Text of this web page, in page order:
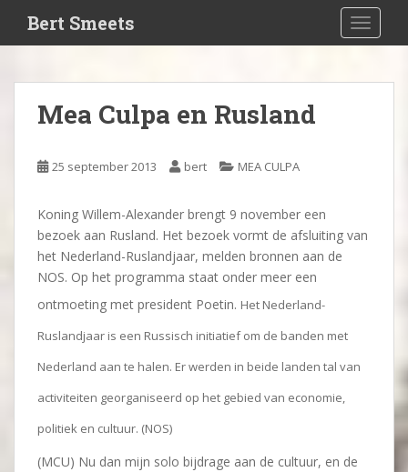
i
Bert Smeets
Mea Culpa en Rusland
25 september 2013 bert MEA CULPA
Koning Willem-Alexander brengt 9 november een
bezoek aan Rusland. Het bezoek vormt de afsluiting van
het Nederland-Ruslandjaar, melden bronnen aan de
NOS. Op het programma staat onder meer een
ontmoeting met president Poetin. Het Nederland-
Ruslandjaar is een Russisch initiatief om de banden met
Nederland aan te halen. Er werden in beide landen tal van
activiteiten georganiseerd op het gebied van economie,
politiek en cultuur. (NOS)
(MCU) Nu dan mijn solo bijdrage aan de cultuur, en de